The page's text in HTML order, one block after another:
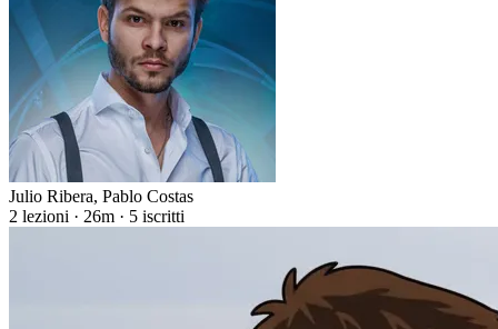
Julio Ribera, Pablo Costas
2 lezioni · 26m · 5 iscritti